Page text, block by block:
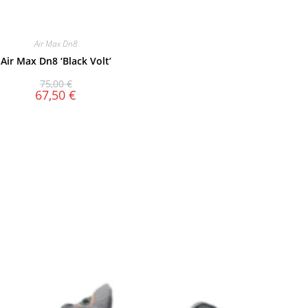
Air Max Dn8
Air Max Dn8 ‘Black Volt’
75,00€
67,50 €